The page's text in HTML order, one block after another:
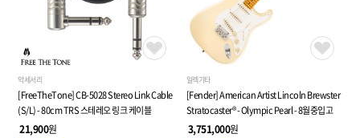
악세서리
[FreeTheTone] CB-5028 Stereo Link Cable
(S/L) - 80cm TRS 스테레오 링크 케이블
21,900원
일렉기타
[Fender] American Artist Lincoln Brewster
Stratocaster® - Olympic Pearl - 8월중입고
3,751,000원